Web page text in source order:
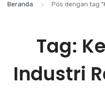
Beranda Pos dengan tag
Tag:
Industri